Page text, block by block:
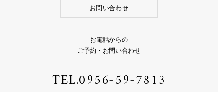
お問い合わせ
お電話からの
ご予約・お問い合わせ
TEL.0956-59-7813